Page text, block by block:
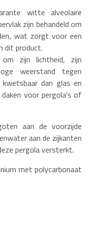
witte alveolaire
zijn behandeld om
wat zorgt voor een
dit product.
zijn lichtheid, zijn
weerstand tegen
dan glas en
voor pergola's of
aan de voorzijde
aan de zijkanten
pergola versterkt.
met polycarbonaat